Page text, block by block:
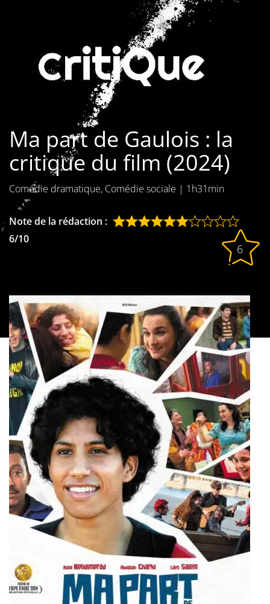
Les films par
Séries
Les films
interdits
Les Dossiers
Les disparus
Les acteurs
Les actrices
Ma part de Gaulois : la
critique du film (2024)
Comédie dramatique, Comédie sociale | 1h31min
Note de la rédaction :
6/10
6